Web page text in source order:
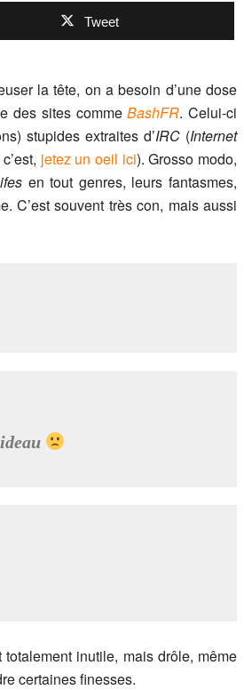
Tweet
la tête, on a besoin d’une dose
des sites commeBashFR. Celui-ci
stupides extraites d’IRC(Internet
jetez un oeil ici). Grosso modo,
en tout genres, leurs fantasmes,
C’est souvent très con, mais aussi
inutile, mais drôle, même
certaines finesses.